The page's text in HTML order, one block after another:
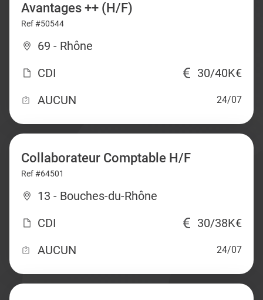
Avantages ++ (H/F)
Ref #50544
69 - Rhône
CDI
30/40K€
AUCUN
24/07
Collaborateur Comptable H/F
Ref #64501
13 - Bouches-du-Rhône
CDI
30/38K€
AUCUN
24/07